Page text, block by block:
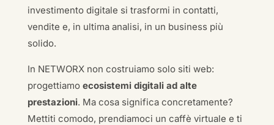
investimento digitale si trasformi in contatti,
vendite e, in ultima analisi, in un business più
solido.
In NETWORX non costruiamo solo siti web:
progettiamo ecosistemi digitali ad alte
prestazioni. Ma cosa significa concretamente?
Mettiti comodo, prendiamoci un caffè virtuale e ti